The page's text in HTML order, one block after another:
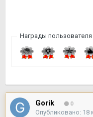
Награды пользователя
Gorik 0
Опубликовано: 18